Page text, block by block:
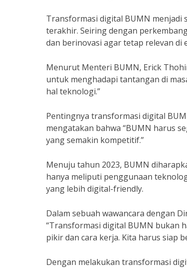
Transformasi digital BUMN menjadi
terakhir. Seiring dengan
dan berinovasi agar tetap relevan di
Menurut Menteri BUMN, Erick
untuk menghadapi tantangan di
hal teknologi.”
Pentingnya transformasi digital
mengatakan bahwa “BUMN harus
yang semakin kompetitif.”
Menuju tahun 2023, BUMN
hanya meliputi penggunaan
yang lebih digital-friendly.
Dalam sebuah wawancara dengan
“Transformasi digital BUMN bukan
pikir dan cara kerja. Kita harus siap
Dengan melakukan transformasi